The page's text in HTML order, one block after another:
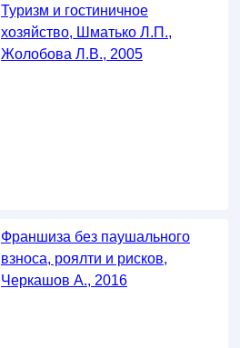
Туризм и гостиничное
хозяйство, Шматько Л.П.,
Жолобова Л.В., 2005
Франшиза без паушального
взноса, роялти и рисков,
Черкашов А., 2016